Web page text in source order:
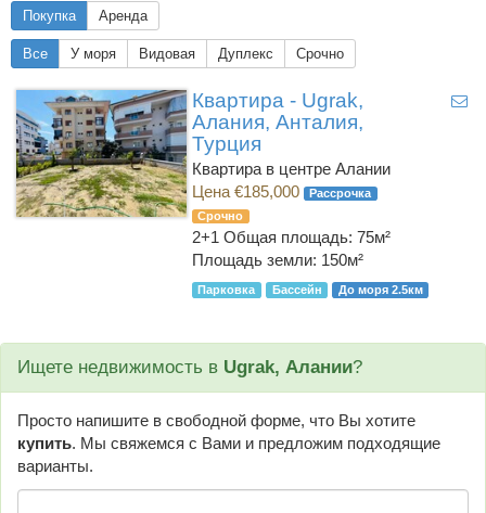
Покупка Аренда
Все У моря Видовая Дуплекс Срочно
Квартира - Ugrak,
Алания, Анталия,
Турция
Квартира в центре Алании
Цена €185,000
Рассрочка
Срочно
2+1 Общая площадь: 75м²
Площадь земли: 150м²
Парковка Бассейн До моря 2.5км
Ищете недвижимость в Ugrak, Алании?
Просто напишите в свободной форме, что Вы хотите
купить. Мы свяжемся с Вами и предложим подходящие
варианты.